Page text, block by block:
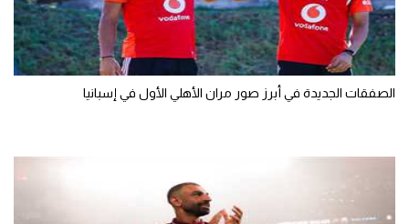
تحليل في الجول
حكايات في الجول
كويز في الجول
الصفقات الجديدة في أبرز صور مران الأهلي الأول في إسبانيا